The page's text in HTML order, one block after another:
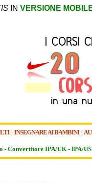
IN VERSIONE
| INSEGNARE AI BAMBINI|
- Convertitore IPA/UK - IPA/US